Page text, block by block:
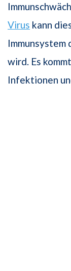
Virus kann
Immunsystem
wird. Es
Infektionen